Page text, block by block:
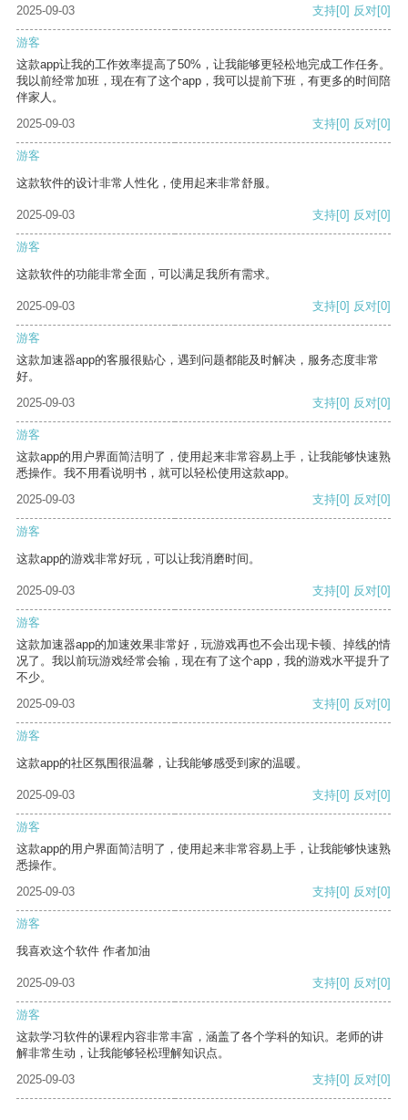
2025-09-03
支持[0] 反对[0]
游客
这款app让我的工作效率提高了50%，让我能够更轻松地完成工作任务。
我以前经常加班，现在有了这个app，我可以提前下班，有更多的时间陪
伴家人。
2025-09-03
支持[0] 反对[0]
游客
这款软件的设计非常人性化，使用起来非常舒服。
2025-09-03 支持[0] 反对[0]
游客
这款软件的功能非常全面，可以满足我所有需求。
2025-09-03 支持[0] 反对[0]
游客
这款加速器app的客服很贴心，遇到问题都能及时解决，服务态度非常
好。
2025-09-03
支持[0] 反对[0]
游客
这款app的用户界面简洁明了，使用起来非常容易上手，让我能够快速熟
悉操作。我不用看说明书，就可以轻松使用这款app。
2025-09-03
支持[0] 反对[0]
游客
这款app的游戏非常好玩，可以让我消磨时间。
2025-09-03 支持[0] 反对[0]
游客
这款加速器app的加速效果非常好，玩游戏再也不会出现卡顿、掉线的情
况了。我以前玩游戏经常会输，现在有了这个app，我的游戏水平提升了
不少。
2025-09-03
支持[0] 反对[0]
游客
这款app的社区氛围很温馨，让我能够感受到家的温暖。
2025-09-03 支持[0] 反对[0]
游客
这款app的用户界面简洁明了，使用起来非常容易上手，让我能够快速熟
悉操作。
2025-09-03
支持[0] 反对[0]
游客
我喜欢这个软件 作者加油
2025-09-03 支持[0] 反对[0]
游客
这款学习软件的课程内容非常丰富，涵盖了各个学科的知识。老师的讲
解非常生动，让我能够轻松理解知识点。
2025-09-03
支持[0] 反对[0]